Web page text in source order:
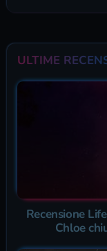
ULTIME
Recensione
Chloe